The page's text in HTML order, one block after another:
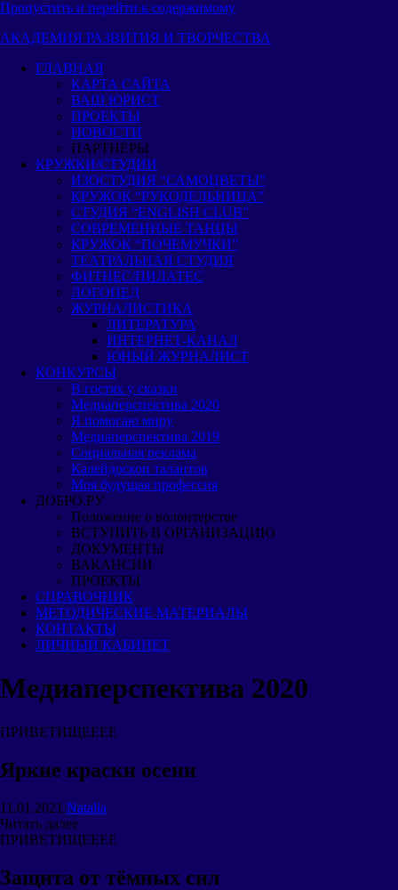
Пропустить и перейти к содержимому
АКАДЕМИЯ РАЗВИТИЯ И ТВОРЧЕСТВА
ГЛАВНАЯ
КАРТА САЙТА
ВАШ ЮРИСТ
ПРОЕКТЫ
НОВОСТИ
ПАРТНЕРЫ
КРУЖКИ/СТУДИИ
ИЗОСТУДИЯ “САМОЦВЕТЫ”
КРУЖОК “РУКОДЕЛЬНИЦА”
СТУДИЯ “ENGLISH CLUB”
СОВРЕМЕННЫЕ ТАНЦЫ
КРУЖОК “ПОЧЕМУЧКИ”
ТЕАТРАЛЬНАЯ СТУДИЯ
ФИТНЕС/ПИЛАТЕС
ЛОГОПЕД
ЖУРНАЛИСТИКА
ЛИТЕРАТУРА
ИНТЕРНЕТ-КАНАЛ
ЮНЫЙ ЖУРНАЛИСТ
КОНКУРСЫ
В гостях у сказки
Медиаперспектива 2020
Я помогаю миру
Медиаперспектива 2019
Cоциальная реклама
Калейдоскоп талантов
Моя будущая профессия
ДОБРО.РУ
Положение о волонтерстве
ВСТУПИТЬ В ОРГАНИЗАЦИЮ
ДОКУМЕНТЫ
ВАКАНСИИ
ПРОЕКТЫ
СПРАВОЧНИК
МЕТОДИЧЕСКИЕ МАТЕРИАЛЫ
КОНТАКТЫ
ЛИЧНЫЙ КАБИНЕТ
Медиаперспектива 2020
ПРИВЕТИЩЕЕЕЕ
Яркие краски осени
11.01.2021 Natalia
Читать далее
ПРИВЕТИЩЕЕЕЕ
Защита от тёмных сил